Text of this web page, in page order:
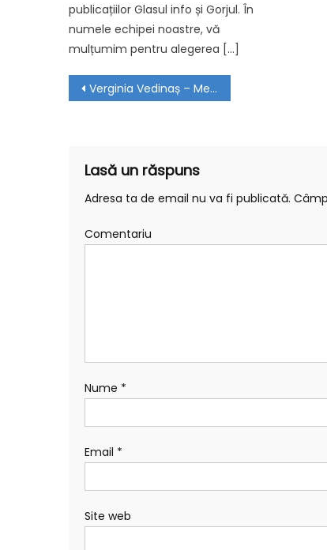
publicațiilor Glasul info și Gorjul. În
numele echipei noastre, vă
mulțumim pentru alegerea […]
Navigare în articole
Verginia Vedinaș – Membru de Onoare UJIR
Lasă un răspuns
Adresa ta de email nu va fi publicată.
Comentariu
Nume *
Email *
Site web